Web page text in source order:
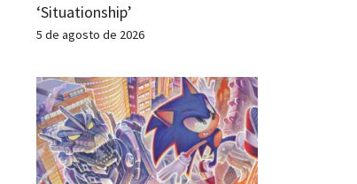
‘Situationship’
5 de agosto de 2026